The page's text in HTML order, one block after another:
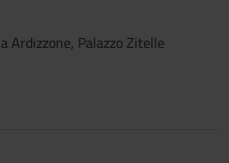
Ardizzone, Palazzo Zitelle